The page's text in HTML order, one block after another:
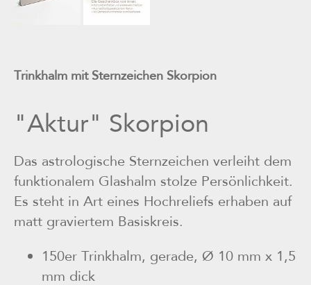
Trinkhalm mit Sternzeichen Skorpion
"Aktur" Skorpion
Das astrologische Sternzeichen verleiht dem
funktionalem Glashalm stolze Persönlichkeit.
Es steht in Art eines Hochreliefs erhaben auf
matt graviertem Basiskreis.
150er Trinkhalm, gerade, Ø 10 mm x 1,5
mm dick